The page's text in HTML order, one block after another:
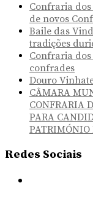
Confraria
de novos
Baile das
tradições
Confraria dos
confrades
Douro
CÂMARA
CONFRARIA
PARA
Redes Sociais